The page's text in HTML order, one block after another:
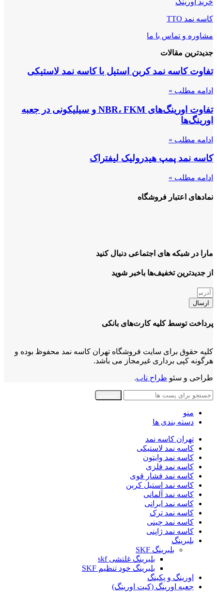
کاسه نمد TTO
مشاوره و تماس با ما
جدیدترین مقالات
تفاوت کاسه نمد کربن استیل با کاسه نمد لاستیکی
ادامه مطلب »
تفاوت اورینگ‌های NBR، FKM و سیلیکونی در جعبه
اورینگ‌ها
ادامه مطلب »
کاسه نمد پمپ هیدرولیک لیفتراک
ادامه مطلب »
نمادهای اعتبار فروشگاه
مارا در شبکه های اجتماعی دنبال کنید
از جدیدترین تخفیف‌ها باخبر شوید
ارسال
پرداخت توسط کلیه کارت‌های بانکی
کلیه حقوق برای سایت فروشگاه تهران کاسه نمد محفوظ بوده و
هرگونه کپی برداری غیرمجاز می باشد.
طراحی و سئو طراح ناب.
منو
دسته بندی ها
تهران کاسه نمد
کاسه نمد لاستیکی
کاسه نمد وایتون
کاسه نمد فلزی
کاسه نمد فشار قوی
کاسه نمد استیل کربن
کاسه نمد آلمانی
کاسه نمد ایرانی
کاسه نمد ترک
کاسه نمد چینی
کاسه نمد ژاپنی
بلبرینگ
بلبرینگ SKF
بلبرینگ غلتشی skf
بلبرینگ خود تنظیم SKF
اورینگ و پکینگ
جعبه اورینگ (کیت اورینگ)